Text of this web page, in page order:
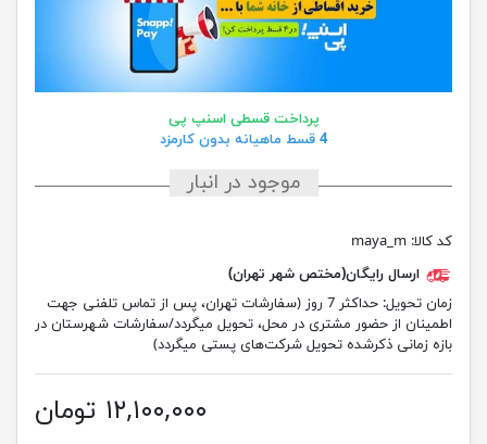
پرداخت قسطی اسنپ پی
4 قسط ماهیانه بدون کارمزد
موجود در انبار
کد کالا: maya_m
ارسال رایگان(مختص شهر تهران)
زمان تحویل:
حداکثر 7 روز (سفارشات تهران، پس از تماس تلفنی جهت
اطمینان از حضور مشتری در محل، تحویل میگردد/سفارشات شهرستان در
بازه زمانی ذکرشده تحویل شرکت‌های پستی میگردد)
۱۲,۱۰۰,۰۰۰ تومان